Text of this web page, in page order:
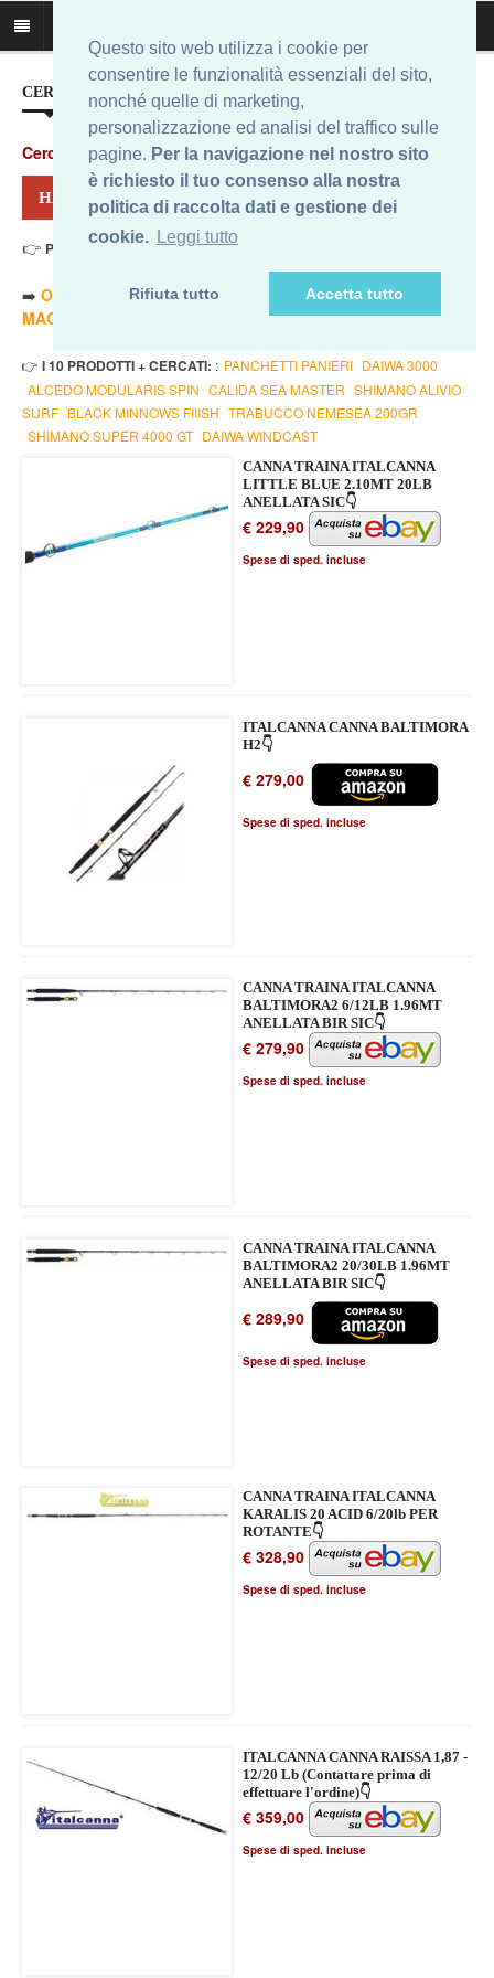
Questo sito web utilizza i cookie per
consentire le funzionalità essenziali del sito,
nonché quelle di marketing,
personalizzazione ed analisi del traffico sulle
pagine. Per la navigazione nel nostro sito
è richiesto il tuo consenso alla nostra
politica di raccolta dati e gestione dei
cookie. Leggi tutto
Rifiuta tutto Accetta tutto
CERCA IL MIGLIOR PREZZO...
Cerca
HAI CERCATO: ITALCANNA LB
👉 Prezzo Min. 229,90 Eur - Prezzo Max 449,00 Eur
➡️ ORDINA PER PREZZO MINORE
ORDINA PER PREZZO
MAGGIORE
- 🔥TUTTI
👉 I 10 PRODOTTI + CERCATI: : PANCHETTI PANIERI DAIWA 3000
ALCEDO MODULARIS SPIN CALIDA SEA MASTER SHIMANO ALIVIO
SURF BLACK MINNOWS FIIISH TRABUCCO NEMESEA 200GR
SHIMANO SUPER 4000 GT DAIWA WINDCAST
CANNA TRAINA ITALCANNA
LITTLE BLUE 2.10MT 20LB
ANELLATA SIC👇
€ 229,90
Spese di sped. incluse
ITALCANNA CANNA BALTIMORA
H2👇
€ 279,00
Spese di sped. incluse
CANNA TRAINA ITALCANNA
BALTIMORA2 6/12LB 1.96MT
ANELLATA BIR SIC👇
€ 279,90
Spese di sped. incluse
CANNA TRAINA ITALCANNA
BALTIMORA2 20/30LB 1.96MT
ANELLATA BIR SIC👇
€ 289,90
Spese di sped. incluse
CANNA TRAINA ITALCANNA
KARALIS 20 ACID 6/20lb PER
ROTANTE👇
€ 328,90
Spese di sped. incluse
ITALCANNA CANNA RAISSA 1,87 -
12/20 Lb (Contattare prima di
effettuare l'ordine)👇
€ 359,00
Spese di sped. incluse